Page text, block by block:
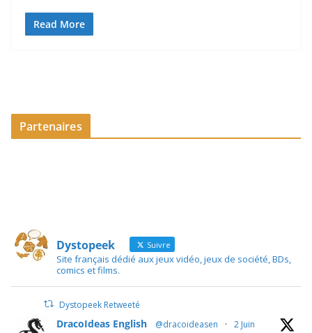
Read More
Partenaires
Dystopeek Suivre
Site français dédié aux jeux vidéo, jeux de société, BDs,
comics et films.
Dystopeek Retweeté
DracoIdeas English @dracoideasen · 2 Juin